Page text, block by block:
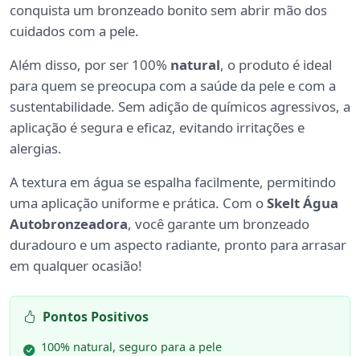
conquista um bronzeado bonito sem abrir mão dos
cuidados com a pele.
Além disso, por ser 100% natural, o produto é ideal
para quem se preocupa com a saúde da pele e com a
sustentabilidade. Sem adição de químicos agressivos, a
aplicação é segura e eficaz, evitando irritações e
alergias.
A textura em água se espalha facilmente, permitindo
uma aplicação uniforme e prática. Com oSkelt Água
Autobronzeadora, você garante um bronzeado
duradouro e um aspecto radiante, pronto para arrasar
em qualquer ocasião!
Pontos Positivos
100% natural, seguro para a pele